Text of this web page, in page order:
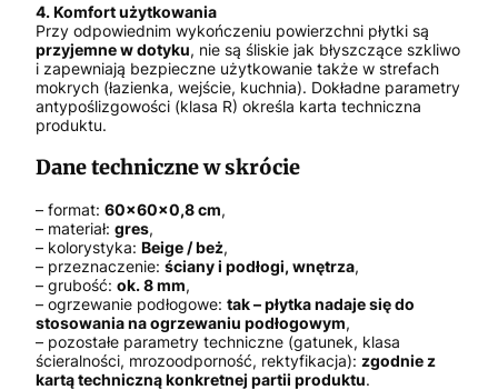
4. Komfort użytkowania
Przy odpowiednim wykończeniu powierzchni płytki są
przyjemne w dotyku, nie są śliskie jak błyszczące szkliwo
i zapewniają bezpieczne użytkowanie także w strefach
mokrych (łazienka, wejście, kuchnia). Dokładne parametry
antypoślizgowości (klasa R) określa karta techniczna
produktu.
Dane techniczne w skrócie
– format: 60x60x0,8 cm,
– materiał: gres,
– kolorystyka: Beige / beż,
– przeznaczenie: ściany i podłogi, wnętrza,
– grubość: ok. 8 mm,
– ogrzewanie podłogowe: tak – płytka nadaje się do
stosowania na ogrzewaniu podłogowym,
– pozostałe parametry techniczne (gatunek, klasa
ścieralności, mrozoodporność, rektyfikacja): zgodnie z
kartą techniczną konkretnej partii produktu.